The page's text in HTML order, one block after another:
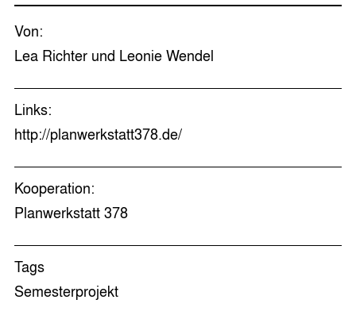
Von:
Lea Richter und Leonie Wendel
Links:
http://planwerkstatt378.de/
Kooperation:
Planwerkstatt 378
Tags
Semesterprojekt